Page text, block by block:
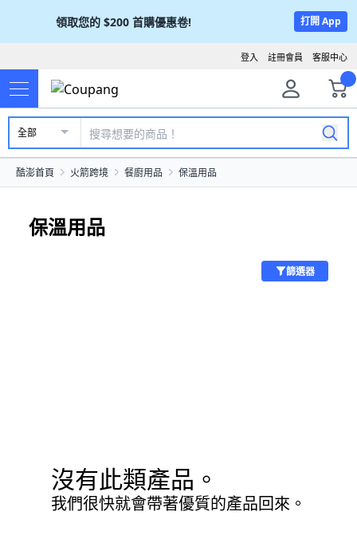
領取您的 $200 首購優惠卷! 打開 App
客服中心
註冊會員
登入
全部
酷澎首頁 火箭跨境 餐廚用品 保溫用品
保溫用品
篩選器
沒有此類產品。
我們很快就會帶著優質的產品回來。